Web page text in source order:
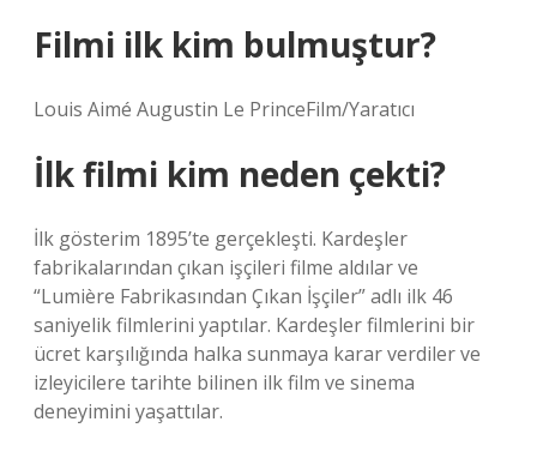
Filmi ilk kim bulmuştur?
Louis Aimé Augustin Le PrinceFilm/Yaratıcı
İlk filmi kim neden çekti?
İlk gösterim 1895’te gerçekleşti. Kardeşler
fabrikalarından çıkan işçileri filme aldılar ve
“Lumière Fabrikasından Çıkan İşçiler” adlı ilk 46
saniyelik filmlerini yaptılar. Kardeşler filmlerini bir
ücret karşılığında halka sunmaya karar verdiler ve
izleyicilere tarihte bilinen ilk film ve sinema
deneyimini yaşattılar.